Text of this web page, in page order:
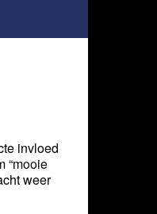
invloed
“mooie
weer